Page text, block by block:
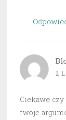
2
Ciekawe
twoje